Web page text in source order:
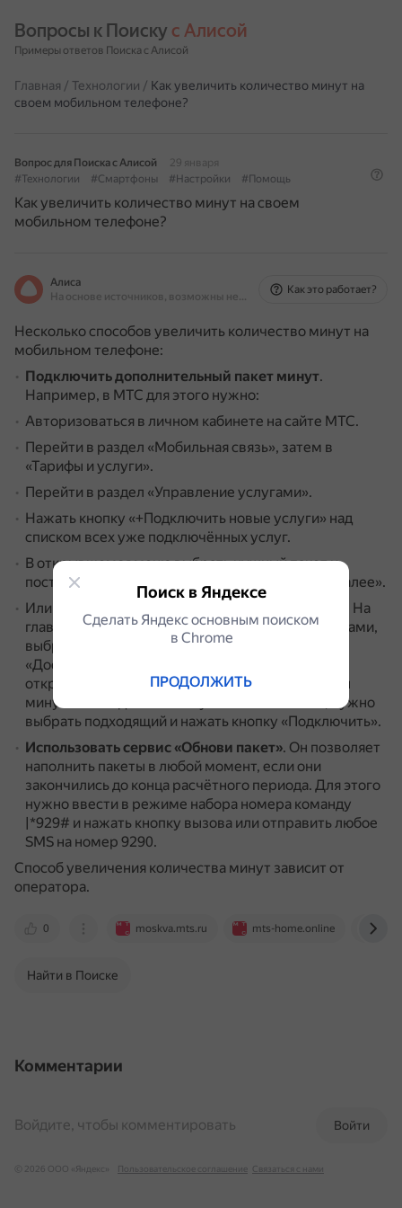
Вопросы к Поиску с Алисой
Примеры ответов Поиска с Алисой
Главная / Технологии / Как увеличить количество минут на
своем мобильном телефоне?
Вопрос для Поиска с Алисой
29 января
#Технологии
#Смартфоны #Настройки #Помощь
Как увеличить количество минут на своем
мобильном телефоне?
Алиса
На основе источников, возможны неточности
Как это работает?
Несколько способов увеличить количество минут на
мобильном телефоне:
Подключить дополнительный пакет минут.
Например, в МТС для этого нужно:
Авторизоваться в личном кабинете на сайте МТС.
Перейти в раздел «Мобильная связь», затем в
«Тарифы и услуги».
Перейти в раздел «Управление услугами».
Нажать кнопку «+Подключить новые услуги» над
списком всех уже подключённых услуг.
В открывшемся меню выбрать нужный пакет и
поставить возле него галочку.
Затем нажать «Далее».
Или воспользоваться приложением «Мой МТС». На
главной странице нужно нажать на блок с минутами,
выбрать «Подключить пакет», во вкладке
«Доступные» — пункт «Скидки на звонки», а в
открывшемся меню — «Дополнительные пакеты
минут».
У каждого пакета указана стоимость, нужно
выбрать подходящий и нажать кнопку «Подключить».
Использовать сервис «Обнови пакет». Он позволяет
наполнить пакеты в любой момент, если они
закончились до конца расчётного периода. Для этого
нужно ввести в режиме набора номера команду
|*929# и нажать кнопку вызова или отправить любое
SMS на номер 9290.
Способ увеличения количества минут зависит от
оператора.
0 moskva.mts.ru mts-home.online
Найти в Поиске
Комментарии
Войти
Войдите, чтобы комментировать
© 2026 ООО «Яндекс» Пользовательское соглашение Связаться с нами
Поиск в Яндексе
Сделать Яндекс основным поиском
в Сhrome
ПРОДОЛЖИТЬ